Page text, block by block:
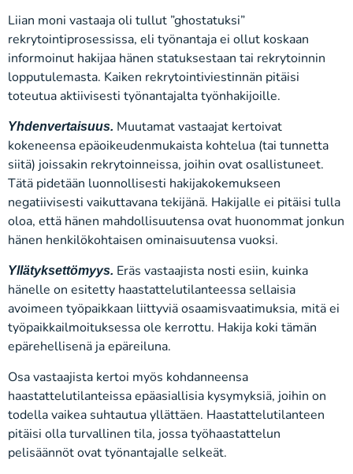
Liian moni vastaaja oli tullut ”ghostatuksi”
rekrytointiprosessissa, eli työnantaja ei ollut koskaan
informoinut hakijaa hänen statuksestaan tai rekrytoinnin
lopputulemasta. Kaiken rekrytointiviestinnän pitäisi
toteutua aktiivisesti työnantajalta työnhakijoille.
Yhdenvertaisuus. Muutamat vastaajat kertoivat
kokeneensa epäoikeudenmukaista kohtelua (tai tunnetta
siitä) joissakin rekrytoinneissa, joihin ovat osallistuneet.
Tätä pidetään luonnollisesti hakijakokemukseen
negatiivisesti vaikuttavana tekijänä. Hakijalle ei pitäisi tulla
oloa, että hänen mahdollisuutensa ovat huonommat jonkun
hänen henkilökohtaisen ominaisuutensa vuoksi.
Yllätyksettömyys. Eräs vastaajista nosti esiin, kuinka
hänelle on esitetty haastattelutilanteessa sellaisia
avoimeen työpaikkaan liittyviä osaamisvaatimuksia, mitä ei
työpaikkailmoituksessa ole kerrottu. Hakija koki tämän
epärehellisenä ja epäreiluna.
Osa vastaajista kertoi myös kohdanneensa
haastattelutilanteissa epäasiallisia kysymyksiä, joihin on
todella vaikea suhtautua yllättäen. Haastattelutilanteen
pitäisi olla turvallinen tila, jossa työhaastattelun
pelisäännöt ovat työnantajalle selkeät.